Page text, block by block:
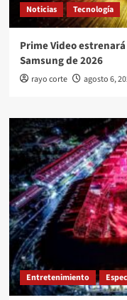
Noticias Tecnología
Prime Video estrenará
Samsung de 2026
rayo corte agosto 6,
Entretenimiento